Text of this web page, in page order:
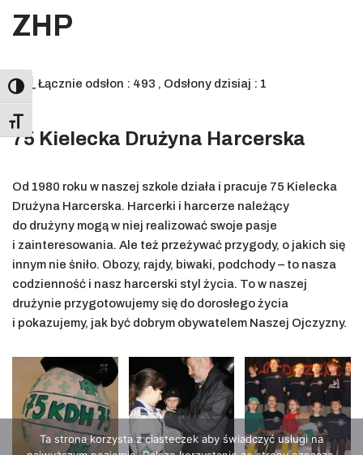
Toggle High Contrast
Toggle Font size
ZHP
Łącznie odsłon : 493 , Odsłony dzisiaj : 1
75 Kielecka Drużyna Harcerska
Od 1980 roku w naszej szkole działa i pracuje 75 Kielecka
Drużyna Harcerska. Harcerki i harcerze należący
do drużyny mogą w niej realizować swoje pasje
i zainteresowania. Ale też przeżywać przygody, o jakich się
innym nie śniło. Obozy, rajdy, biwaki, podchody – to nasza
codzienność i nasz harcerski styl życia. To w naszej
drużynie przygotowujemy się do dorosłego życia
i pokazujemy, jak być dobrym obywatelem Naszej Ojczyzny.
Ta strona korzysta z ciasteczek aby świadczyć usługi na